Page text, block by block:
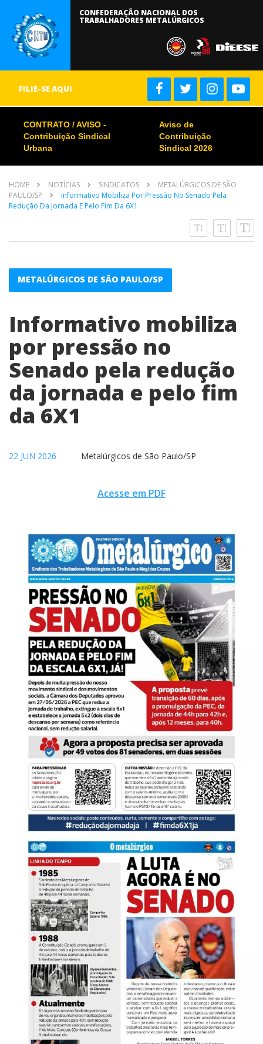
CONFEDERAÇÃO NACIONAL DOS
TRABALHADORES METALÚRGICOS
FILIE-SE AQUI
CONTRATO / AVISO -
Contribuição Sindical
Urbana
Aviso de
Contribuição
Sindical 2026
HOME NOTÍCIAS SINDICATOS
METALÚRGICOS DE SÃO
PAULO/SP
Informativo Mobiliza Por Pressão No Senado Pela
Redução Da Jornada E Pelo Fim Da 6X1
METALÚRGICOS DE SÃO PAULO/SP
Informativo mobiliza
por pressão no
Senado pela redução
da jornada e pelo fim
da 6X1
22 JUN 2026 Metalúrgicos de São Paulo/SP
Acesse em PDF